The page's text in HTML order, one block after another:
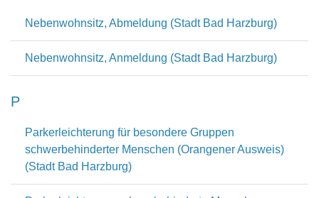
Nebenwohnsitz, Abmeldung (Stadt Bad Harzburg)
Nebenwohnsitz, Anmeldung (Stadt Bad Harzburg)
P
Parkerleichterung für besondere Gruppen
schwerbehinderter Menschen (Orangener Ausweis)
(Stadt Bad Harzburg)